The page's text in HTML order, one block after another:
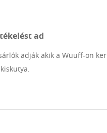
ad
adják akik a Wuuff-on